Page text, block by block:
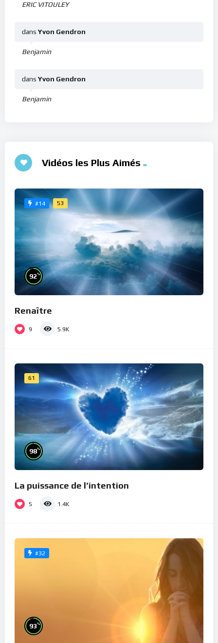
ERIC VITOULEY
Benjamin
dans Yvon Gendron
Benjamin
dans Yvon Gendron
Vidéos les Plus Aimés
#14 53
92%
Renaître
9 5.9K
61
98%
La puissance de l’intention
5 1.4K
#32
93%